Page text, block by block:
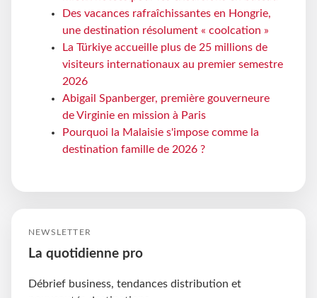
Des vacances rafraîchissantes en Hongrie,
une destination résolument « coolcation »
La Türkiye accueille plus de 25 millions de
visiteurs internationaux au premier semestre
2026
Abigail Spanberger, première gouverneure
de Virginie en mission à Paris
Pourquoi la Malaisie s'impose comme la
destination famille de 2026 ?
NEWSLETTER
La quotidienne pro
Débrief business, tendances distribution et